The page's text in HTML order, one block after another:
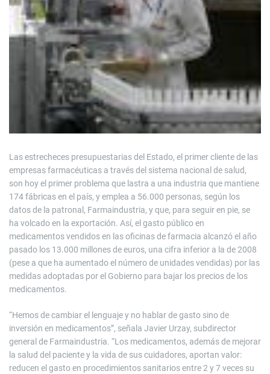
Las estrecheces presupuestarias del Estado, el primer cliente de las
empresas farmacéuticas a través del sistema nacional de salud,
son hoy el primer problema que lastra a una industria que mantiene
174 fábricas en el país, y emplea a 56.000 personas, según los
datos de la patronal, Farmaindustria, y que, para seguir en pie, se
ha volcado en la exportación. Así, el gasto público en
medicamentos vendidos en las oficinas de farmacia alcanzó el año
pasado los 13.000 millones de euros, una cifra inferior a la de 2008
(pese a que ha aumentado el número de unidades vendidas) por las
medidas adoptadas por el Gobierno para bajar los precios de los
medicamentos.
“Hemos de cambiar el lenguaje y no hablar de gasto sino de
inversión en medicamentos”, señala Javier Urzay, subdirector
general de Farmaindustria. “Los medicamentos, además de mejorar
la salud del paciente y la vida de sus cuidadores, aportan valor:
reducen el gasto en procedimientos sanitarios entre 2 y 7 veces su